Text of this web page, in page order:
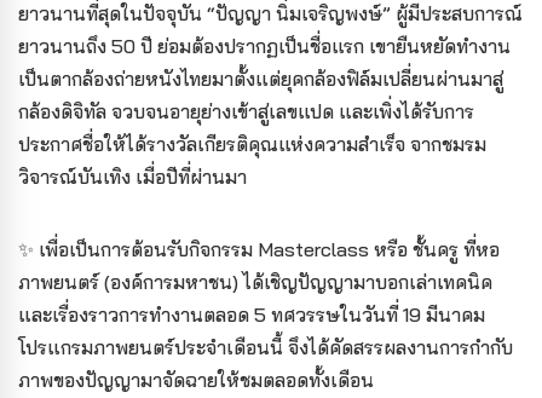
ยาวนานที่สุดในปัจจุบัน “ปัญญา นิ่มเจริญพงษ์” ผู้มีประสบการณ์
ยาวนานถึง 50 ปี ย่อมต้องปรากฏเป็นชื่อแรก เขายืนหยัดทำงาน
เป็นตากล้องถ่ายหนังไทยมาตั้งแต่ยุคกล้องฟิล์มเปลี่ยนผ่านมาสู่
กล้องดิจิทัล จวบจนอายุย่างเข้าสู่เลขแปด และเพิ่งได้รับการ
ประกาศชื่อให้ได้รางวัลเกียรติคุณแห่งความสําเร็จ จากชมรม
วิจารณ์บันเทิง เมื่อปีที่ผ่านมา
✨ เพื่อเป็นการต้อนรับกิจกรรม Masterclass หรือ ชั้นครู ที่หอ
ภาพยนตร์ (องค์การมหาชน) ได้เชิญปัญญามาบอกเล่าเทคนิค
และเรื่องราวการทำงานตลอด 5 ทศวรรษในวันที่ 19 มีนาคม
โปรแกรมภาพยนตร์ประจำเดือนนี้ จึงได้คัดสรรผลงานการกำกับ
ภาพของปัญญามาจัดฉายให้ชมตลอดทั้งเดือน